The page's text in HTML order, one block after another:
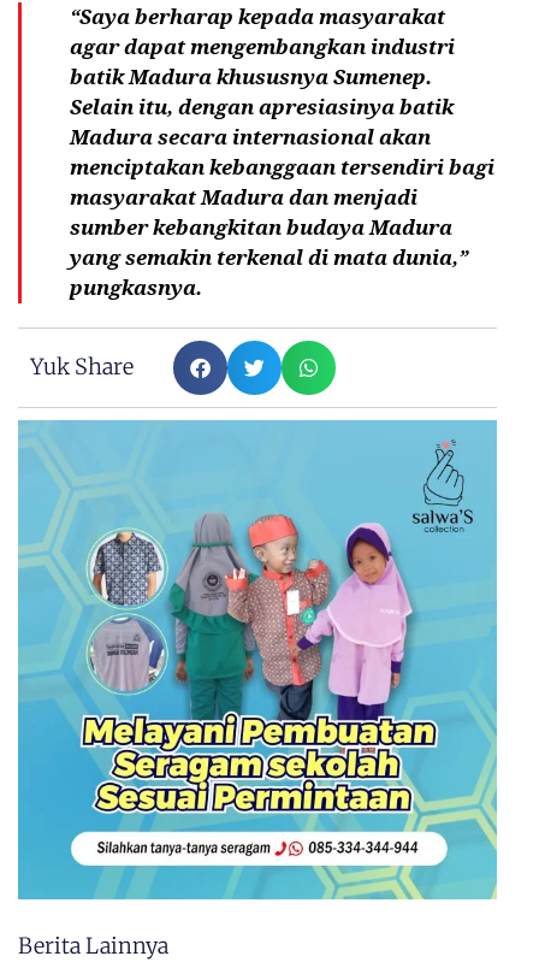
“Saya berharap kepada masyarakat
agar dapat mengembangkan industri
batik Madura khususnya Sumenep.
Selain itu, dengan apresiasinya batik
Madura secara internasional akan
menciptakan kebanggaan tersendiri bagi
masyarakat Madura dan menjadi
sumber kebangkitan budaya Madura
yang semakin terkenal di mata dunia,”
pungkasnya.
Yuk Share
Berita Lainnya